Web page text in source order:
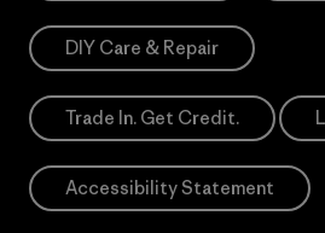
DIY Care & Repair
Trade In. Get Credit.
Accessibility Statement